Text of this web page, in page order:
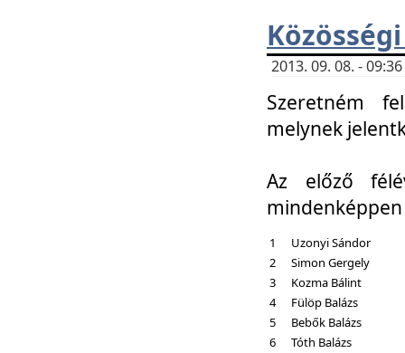
2013. 09. 08. -
Szeretném
melynek
Az előző
1
Uzonyi Sándor
2
Simon Gergely
3
Kozma Bálint
4
Fülöp Balázs
5
Bebők Balázs
6
Tóth Balázs